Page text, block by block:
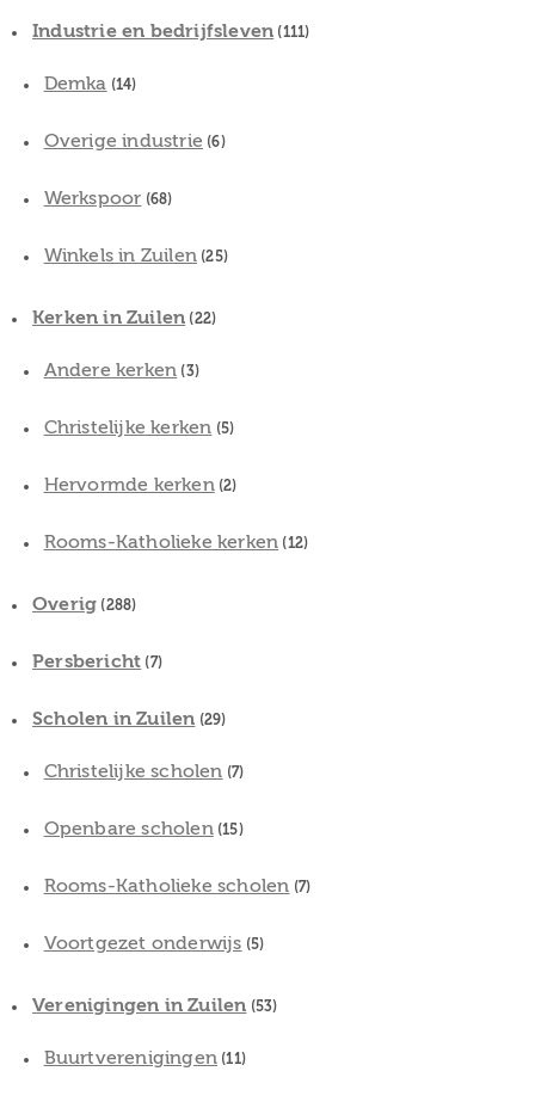
Industrie en bedrijfsleven (111)
Demka (14)
Overige industrie (6)
Werkspoor (68)
Winkels in Zuilen (25)
Kerken in Zuilen (22)
Andere kerken (3)
Christelijke kerken (5)
Hervormde kerken(2)
Rooms-Katholieke kerken (12)
Overig (288)
Persbericht (7)
Scholen in Zuilen (29)
Christelijke scholen (7)
Openbare scholen(15)
Rooms-Katholieke scholen (7)
Voortgezet onderwijs (5)
Verenigingen in Zuilen (53)
Buurtverenigingen (11)